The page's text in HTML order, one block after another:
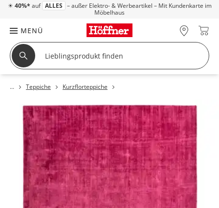
☀ 40%* auf ALLES – außer Elektro- & Werbeartikel – Mit Kundenkarte im
Möbelhaus
MENÜ
Teppiche Kurzflorteppiche